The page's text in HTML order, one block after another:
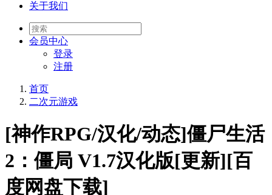
关于我们
会员中心
登录
注册
首页
二次元游戏
[神作RPG/汉化/动态]僵尸生活
2：僵局 V1.7汉化版[更新][百
度网盘下载]